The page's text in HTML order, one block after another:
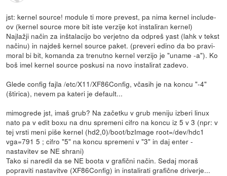
jst: kernel source! module ti more prevest, pa nima kernel include-
ov (kernel source more bit iste verzije kot instaliran kernel)
Najlažji način za inštalacijo bo verjetno da odpreš yast (lahk v tekst
načinu) in najdeš kernel source paket. (preveri edino da bo pravi-
moral bi bit, komanda za trenutno kernel verzijo je "uname -a"). Ko
boš imel kernel source poskusi na novo instalirat zadevo.
Glede config fajla /etc/X11/XF86Config, včasih je na koncu "-4"
(štirica), nevem pa kateri je default...
mimogrede jst, imaš grub? Na začetku v grub meniju izberi linux
nato pa v edit boxu na dnu spremeni cifro na koncu iz 5 v 3 (npr: v
tej vrsti meni piše kernel (hd2,0)/boot/bzImage root=/dev/hdc1
vga=791 5 ; cifro "5" na koncu spremeni v "3" in daj enter -
nastavitev se NE shrani)
Tako si naredil da se NE boota v grafični način. Sedaj moraš
popraviti nastavitve (XF86Config) in instalirati grafične driverje...